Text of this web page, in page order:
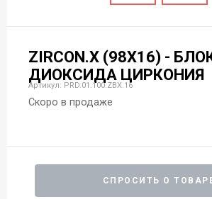
ZIRCON.X (98X16) -
ДИОКСИДА ЦИРКОНИЯ
Артикул: PRD.01.100.ZBX.16
Скоро в продаже
СПРОСИТЬ О